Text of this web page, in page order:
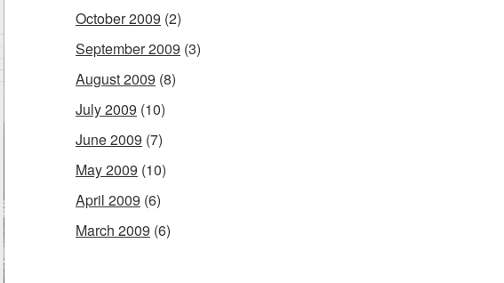
October 2009 (2)
September 2009 (3)
August 2009 (8)
July 2009 (10)
June 2009 (7)
May 2009 (10)
April 2009 (6)
March 2009 (6)